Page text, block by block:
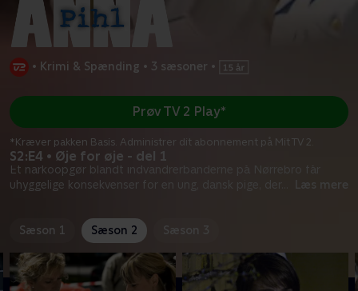
• Krimi & Spænding • 3 sæsoner •
S2:E4 • Øje for øje - del 1
Et narkoopgør blandt indvandrerbanderne på Nørrebro får
uhyggelige konsekvenser for en ung, dansk pige, der
Læs mere
Prøv TV 2 Play*
*Kræver pakken Basis. Administrer dit abonnement på Mit TV 2.
Sæson 1 Sæson 2 Sæson 3